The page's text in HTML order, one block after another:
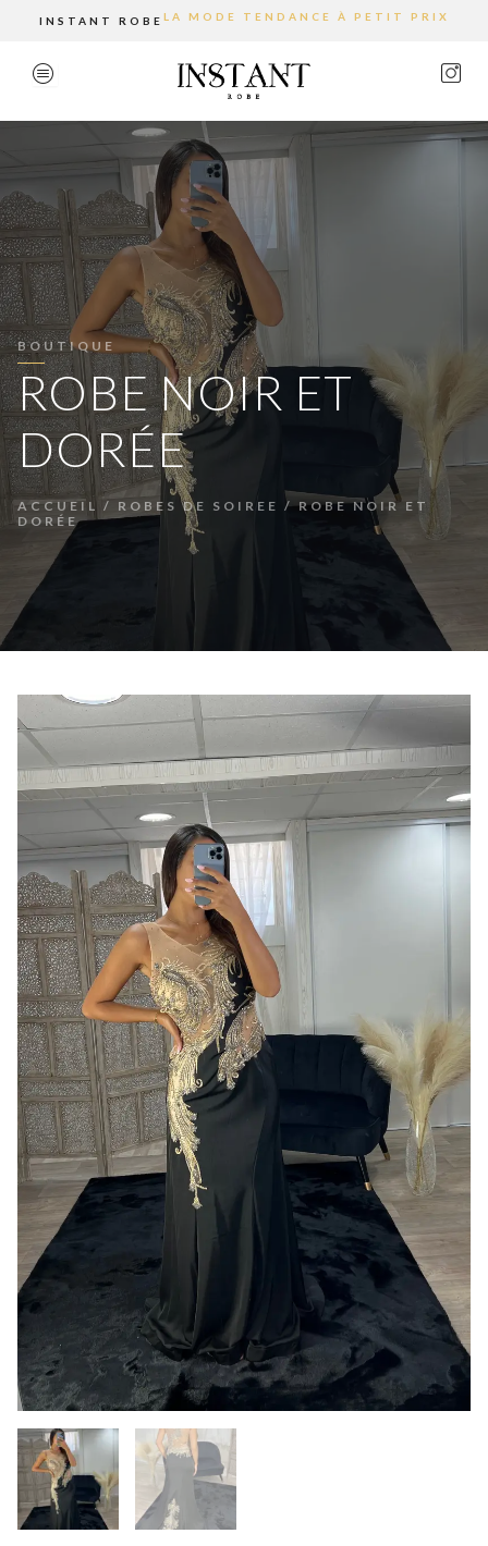
contenu
INSTANT ROBE LA MODE TENDANCE À PETIT PRIX
BOUTIQUE
ROBE NOIR ET
DORÉE
ACCUEIL / ROBES DE SOIREE / ROBE NOIR ET
DORÉE